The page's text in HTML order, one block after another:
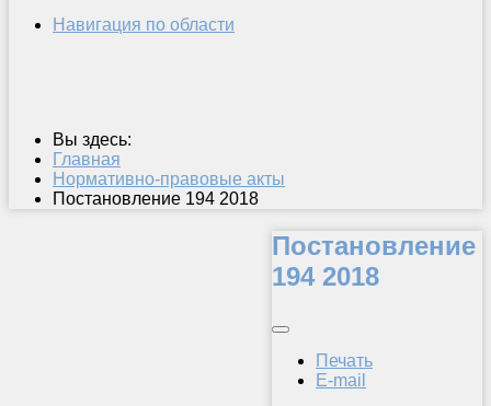
Навигация по области
Вы здесь:
Главная
Нормативно-правовые акты
Постановление 194 2018
Постановление
194 2018
Печать
E-mail